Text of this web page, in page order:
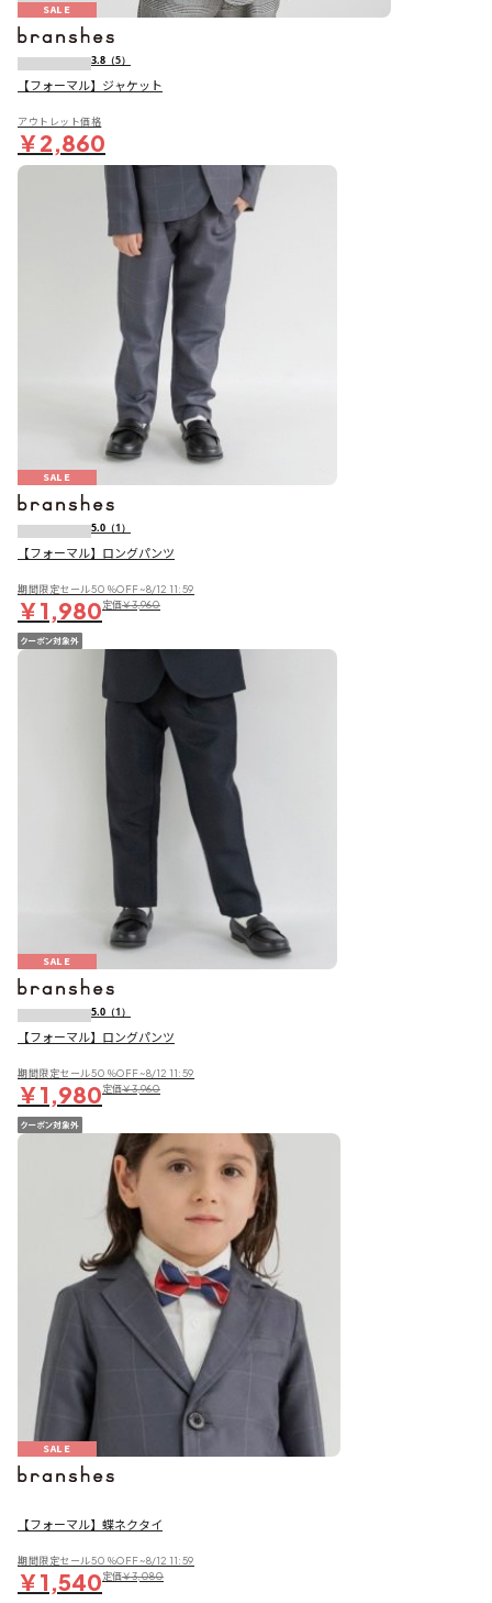
SALE
3.8 （5）
【フォーマル】ジャケット
アウトレット価格
￥2,860
SALE
5.0 （1）
【フォーマル】ロングパンツ
期間限定セール50％OFF~8/12 11:59
￥1,980定価￥3,960
SALE
5.0 （1）
【フォーマル】ロングパンツ
期間限定セール50％OFF~8/12 11:59
￥1,980定価￥3,960
SALE
【フォーマル】蝶ネクタイ
期間限定セール50％OFF~8/12 11:59
￥1,540定価￥3,080